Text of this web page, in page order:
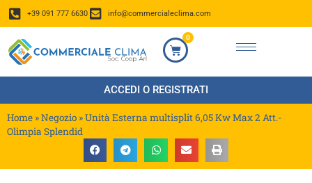
+39 091 777 6630 info@commercialeclima.com
0
ACCEDI O REGISTRATI
Home »Negozio »Unità Esterna multisplit 6,05 Kw Max 2 Att.-
Olimpia Splendid